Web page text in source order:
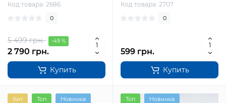
Код товара: 2686
0
5 499 грн. -49 %
2 790 грн.
Купить
Код товара: 2707
0
599 грн.
Купить
Хит Топ Новинка Топ Новинка